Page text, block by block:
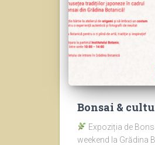
Bonsai &
Expoziția de
weekend la Grădina